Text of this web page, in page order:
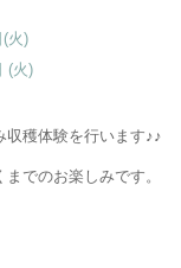
(火)
(火)
収穫体験を行います♪♪
でのお楽しみです。